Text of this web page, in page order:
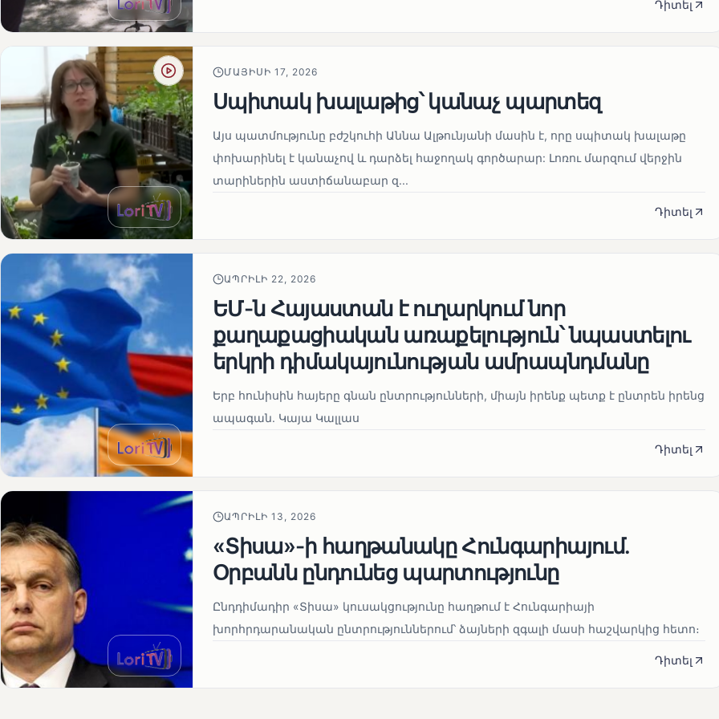
Դիտել
ՄԱՅԻՍԻ 17, 2026
Սպիտակ խալաթից՝ կանաչ պարտեզ
Այս պատմությունը բժշկուհի Աննա Ալթունյանի մասին է, որը սպիտակ խալաթը
փոխարինել է կանաչով և դարձել հաջողակ գործարար: Լոռու մարզում վերջին
տարիներին աստիճանաբար զ...
Դիտել
ԱՊՐԻԼԻ 22, 2026
ԵՄ-ն Հայաստան է ուղարկում նոր
քաղաքացիական առաքելություն՝ նպաստելու
երկրի դիմակայունության ամրապնդմանը
Երբ հունիսին հայերը գնան ընտրությունների, միայն իրենք պետք է ընտրեն իրենց
ապագան. Կայա Կալլաս
Դիտել
ԱՊՐԻԼԻ 13, 2026
«Տիսա»-ի հաղթանակը Հունգարիայում․
Օրբանն ընդունեց պարտությունը
Ընդդիմադիր «Տիսա» կուսակցությունը հաղթում է Հունգարիայի
խորհրդարանական ընտրություններում՝ ձայների զգալի մասի հաշվարկից հետո։
Դիտել